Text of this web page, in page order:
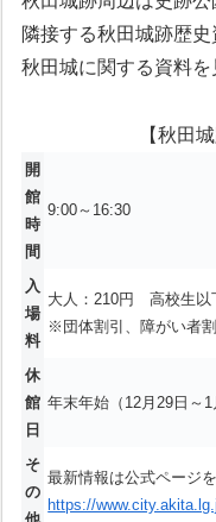
隣接する秋田城跡歴
秋田城に関する資料を
【秋田
開
館
時
間
9:00～16:30
入
場
料
大人：210円 高校生以
※団体割引、障がい者割
休
館
日
年末年始（12月29日～1
そ
の
最新情報は公式ページ
https://